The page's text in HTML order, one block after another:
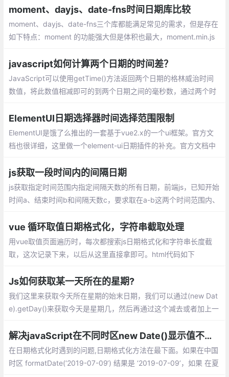
moment、dayjs、date-fns时间日期库比较
moment、dayjs、date-fns三个库都能满足常见的需求，但是存在
如下特点：moment 的功能强大但是体积也最大，moment.min.js
载，体积可以最小化；
javascript如何计算两个日期的时间差？
JavaScript可以使用getTime()方法返回两个日期的格林威治时间
数值，将此数值相减即可的到两个日期之间的毫秒数，通过两个时
ElementUI日期选择器时间选择范围限制
ElementUI是饿了么推出的一套基于vue2.x的一个ui框架。官方文
档也很详细，这里做一个element-ui日期插件的补充。官方文档中
充。
js获取一段时间内的间隔日期
js获取指定时间范围内指定间隔天数的所有日期，前端js，已知开始
时间a、结束时间b和间隔天数c，要求取在a-b这两个时间范围内、
vue 循环取值日期格式化，字符串截取处理
用vue取值页面遍历时，每次都搜索js日期格式化和字符串长度截
取，这次记录下来，以后从这里直接拿即可。html代码如下
Js如何获取某一天所在的星期?
我们这里来获取今天所在星期的始末日期，我们可以通过(new Dat
e).getDay()来获取今天是星期几，然后再通过这个减去或者加上一
解决javaScript在不同时区new Date()显示值不同问题
在日期格式化时遇到的问题,日期格式化方法在最下面。如果在中国
时区 formatDate(‘2019-07-09‘) 结果是 ‘2019-07-09’，如果 在夏